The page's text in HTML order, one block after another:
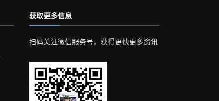
获取更多信息
扫码关注微信服务号，获得更快更多资讯